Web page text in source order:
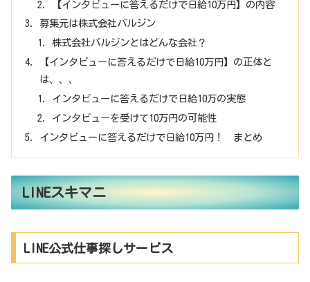
【インタビューに答えるだけで日給10万円】の内容
募集元は株式会社バルジン
株式会社バルジンとはどんな会社？
【インタビューに答えるだけで日給10万円】の正体と
は、、、
インタビューに答えるだけで日給10万の実態
インタビューを受けて10万円の可能性
インタビューに答えるだけで日給10万円！ まとめ
LINEスキマニ
LINE公式仕事探しサービス